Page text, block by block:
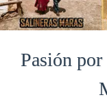
Pasión por